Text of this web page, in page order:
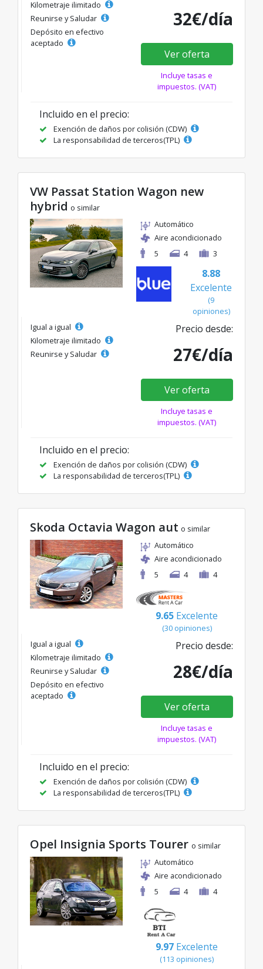
Kilometraje ilimitado
Reunirse y Saludar
Depósito en efectivo
aceptado
32€/día
Ver oferta
Incluye tasas e
impuestos. (VAT)
Incluido en el precio:
Exención de daños por colisión (CDW)
La responsabilidad de terceros(TPL)
VW Passat Station Wagon new
hybrid o similar
Automático
Aire acondicionado
5
4 3
8.88
Excelente
(9
opiniones)
Igual a igual
Kilometraje ilimitado
Reunirse y Saludar
Precio desde:
27€/día
Ver oferta
Incluye tasas e
impuestos. (VAT)
Incluido en el precio:
Exención de daños por colisión (CDW)
La responsabilidad de terceros(TPL)
Skoda Octavia Wagon aut o similar
Automático
Aire acondicionado
5
4 4
9.65 Excelente
(30 opiniones)
Igual a igual
Kilometraje ilimitado
Reunirse y Saludar
Depósito en efectivo
aceptado
Precio desde:
28€/día
Ver oferta
Incluye tasas e
impuestos. (VAT)
Incluido en el precio:
Exención de daños por colisión (CDW)
La responsabilidad de terceros(TPL)
Opel Insignia Sports Tourer o similar
Automático
Aire acondicionado
5
4 4
9.97 Excelente
(113 opiniones)